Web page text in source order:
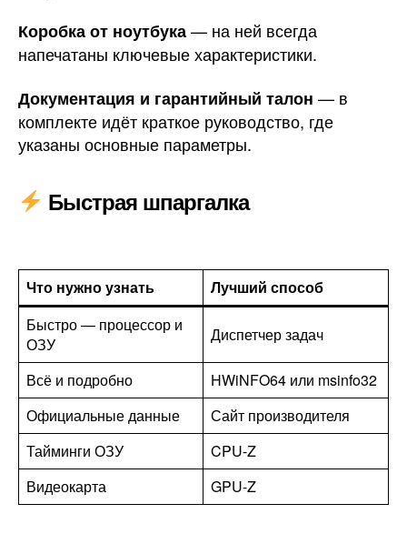
Коробка от ноутбука— на ней всегда
напечатаны ключевые характеристики.
Документация и гарантийный талон — в
комплекте идёт краткое руководство, где
указаны основные параметры.
Быстрая шпаргалка
Что нужно узнать
Лучший способ
Быстро — процессор и
ОЗУ
Диспетчер задач
Всё и подробно
HWiNFO64 или msinfo32
Официальные данные
Сайт производителя
Тайминги ОЗУ
CPU-Z
Видеокарта
GPU-Z